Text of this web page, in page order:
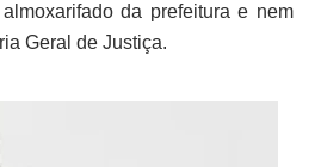
da prefeitura e nem
Geral de Justiça.